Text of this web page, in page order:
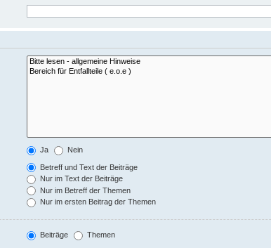
Ja Nein
Betreff und Text der Beiträge
Nur im Text der Beiträge
Nur im Betreff der Themen
Nur im ersten Beitrag der Themen
Beiträge Themen